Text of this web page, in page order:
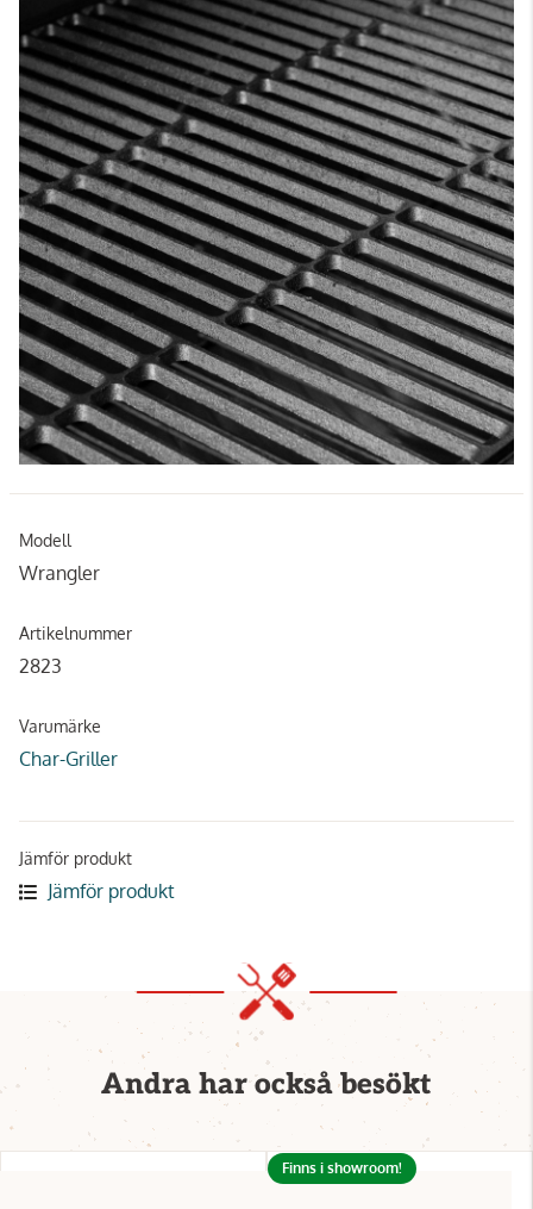
Modell
Wrangler
Artikelnummer
2823
Varumärke
Char-Griller
Jämför produkt
Jämför produkt
Andra har också besökt
Finns i showroom!